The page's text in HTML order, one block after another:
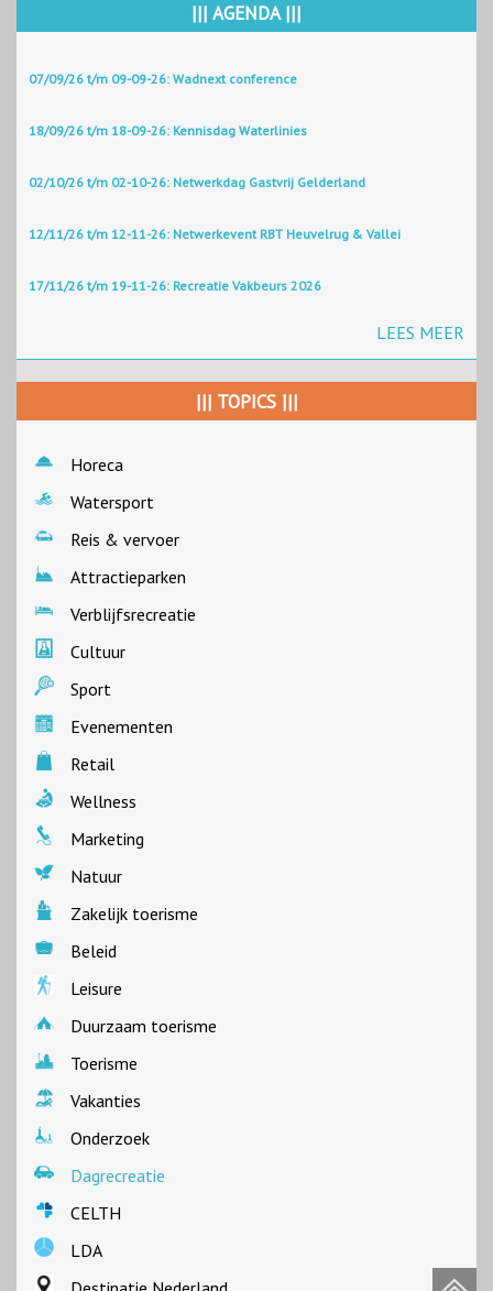
||| AGENDA |||
07/09/26 t/m 09-09-26: Wadnext conference
18/09/26 t/m 18-09-26: Kennisdag Waterlinies
02/10/26 t/m 02-10-26: Netwerkdag Gastvrij Gelderland
12/11/26 t/m 12-11-26: Netwerkevent RBT Heuvelrug & Vallei
17/11/26 t/m 19-11-26: Recreatie Vakbeurs 2026
LEES MEER
||| TOPICS |||
Horeca
Watersport
Reis & vervoer
Attractieparken
Verblijfsrecreatie
Cultuur
Sport
Evenementen
Retail
Wellness
Marketing
Natuur
Zakelijk toerisme
Beleid
Leisure
Duurzaam toerisme
Toerisme
Vakanties
Onderzoek
Dagrecreatie
CELTH
LDA